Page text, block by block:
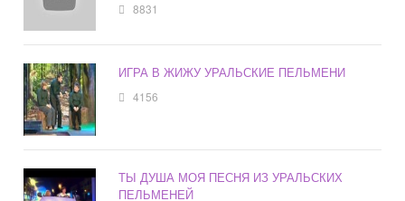
8831
ИГРА В ЖИЖУ УРАЛЬСКИЕ ПЕЛЬМЕНИ
4156
ТЫ ДУША МОЯ ПЕСНЯ ИЗ УРАЛЬСКИХ
ПЕЛЬМЕНЕЙ